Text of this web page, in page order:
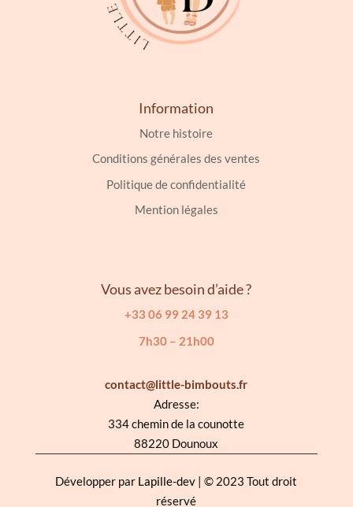
Information
Notre histoire
Conditions générales des ventes
Politique de confidentialité
Mention légales
Vous avez besoin d’aide ?
+33 06 99 24 39 13
7h30 – 21h00
contact@little-bimbouts.fr
Adresse:
334 chemin de la counotte
88220 Dounoux
Développer par Lapille-dev | © 2023 Tout droit
réservé